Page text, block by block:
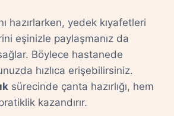
hazırlarken, yedek kıyafetleri
eşinizle paylaşmanız da
Böylece hastanede
hızlıca erişebilirsiniz.
sürecinde çanta hazırlığı, hem
kazandırır.